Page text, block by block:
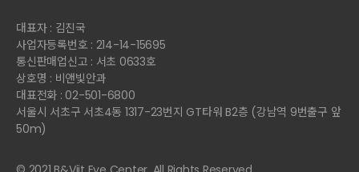
대표자 : 김진국
사업자등록번호 : 214-14-15695
통신판매업신고 : 서초 0633호
상호명 : 비앤빛안과
대표전화 : 02-501-6800
서울시 서초구 서초4동 1317-23번지 GT타워 B2층 (강남역 9번출구 앞
50m)